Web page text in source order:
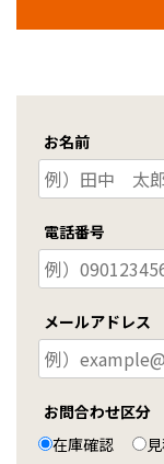
お名前
電話番号
メールアドレス
お問合わせ区分
在庫確認